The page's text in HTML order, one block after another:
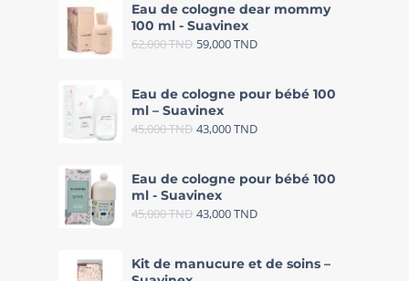
Eau de cologne dear mommy
100 ml - Suavinex
62,000TND 59,000TND
Eau de cologne pour bébé 100
ml – Suavinex
45,000TND 43,000TND
Eau de cologne pour bébé 100
ml - Suavinex
45,000TND 43,000TND
Kit de manucure et de soins –